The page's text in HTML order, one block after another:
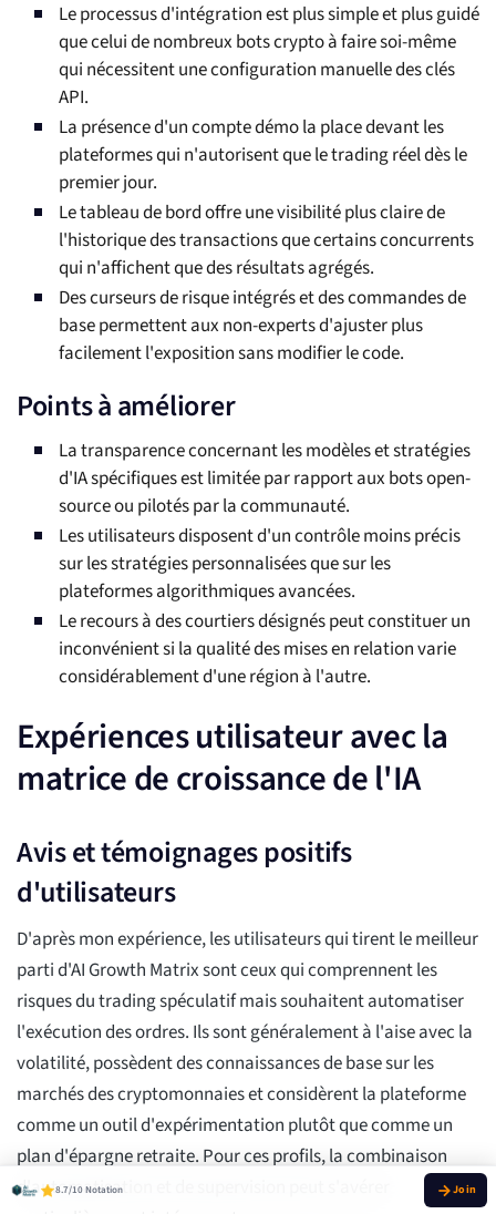
Le processus d'intégration est plus simple et plus guidé
que celui de nombreux bots crypto à faire soi-même
qui nécessitent une configuration manuelle des clés
API.
La présence d'un compte démo la place devant les
plateformes qui n'autorisent que le trading réel dès le
premier jour.
Le tableau de bord offre une visibilité plus claire de
l'historique des transactions que certains concurrents
qui n'affichent que des résultats agrégés.
Des curseurs de risque intégrés et des commandes de
base permettent aux non-experts d'ajuster plus
facilement l'exposition sans modifier le code.
Points à améliorer
La transparence concernant les modèles et stratégies
d'IA spécifiques est limitée par rapport aux bots open-
source ou pilotés par la communauté.
Les utilisateurs disposent d'un contrôle moins précis
sur les stratégies personnalisées que sur les
plateformes algorithmiques avancées.
Le recours à des courtiers désignés peut constituer un
inconvénient si la qualité des mises en relation varie
considérablement d'une région à l'autre.
Expériences utilisateur avec la
matrice de croissance de l'IA
Avis et témoignages positifs
d'utilisateurs
D'après mon expérience, les utilisateurs qui tirent le meilleur
parti d'AI Growth Matrix sont ceux qui comprennent les
risques du trading spéculatif mais souhaitent automatiser
l'exécution des ordres. Ils sont généralement à l'aise avec la
volatilité, possèdent des connaissances de base sur les
marchés des cryptomonnaies et considèrent la plateforme
comme un outil d'expérimentation plutôt que comme un
plan d'épargne retraite. Pour ces profils, la combinaison
d'automatisation et de supervision peut s'avérer
8.7/10 Notation